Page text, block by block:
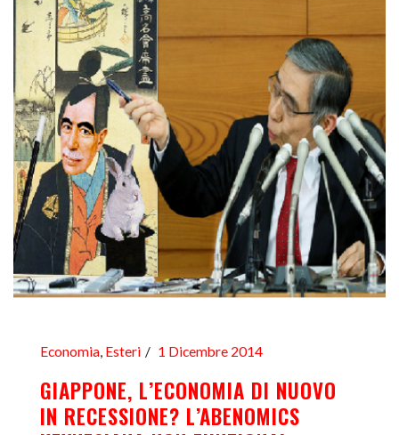
Economia, Esteri 1 Dicembre 2014
GIAPPONE, L’ECONOMIA DI NUOVO
IN RECESSIONE? L’ABENOMICS